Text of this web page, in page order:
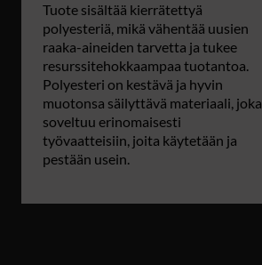
Tuote sisältää kierrätettyä
polyesteriä, mikä vähentää uusien
raaka-aineiden tarvetta ja tukee
resurssitehokkaampaa tuotantoa.
Polyesteri on kestävä ja hyvin
muotonsa säilyttävä materiaali, joka
soveltuu erinomaisesti
työvaatteisiin, joita käytetään ja
pestään usein.